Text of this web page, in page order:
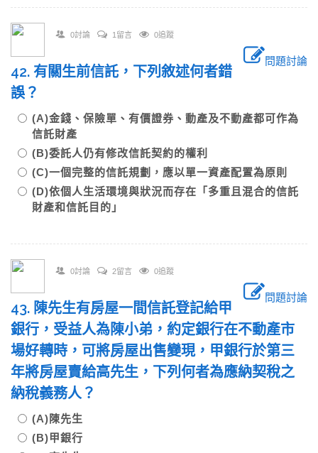
0討論 1留言 0追蹤
問題討論
42. 有關生前信託，下列敘述何者錯
誤？
(A)金錢、保險單、有價證券、動產及不動產都可作為
信託財產
(B)委託人仍有修改信託契約的權利
(C)一個完整的信託規劃，應以單一資產配置為原則
(D)依個人生活環境與狀況而存在「多重且混合的信託
財產和信託目的」
0討論 2留言 0追蹤
問題討論
43. 陳先生有房屋一間信託登記給甲
銀行，受益人為陳小弟，約定銀行在不動產市
場好轉時，可將房屋出售變現，甲銀行於第三
年將房屋賣給高先生，下列何者為應納契稅之
納稅義務人？
(A)陳先生
(B)甲銀行